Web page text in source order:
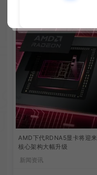
AMD下代RDNA5显卡将迎来
核心架构大幅升级
新闻资讯